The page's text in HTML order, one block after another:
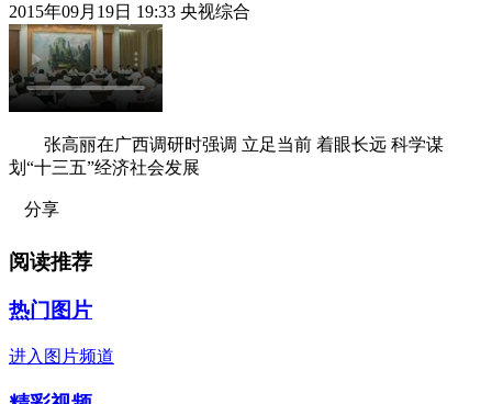
2015年09月19日 19:33 央视综合
张高丽在广西调研时强调 立足当前 着眼长远 科学谋
划“十三五”经济社会发展
分享
阅读推荐
热门图片
进入图片频道